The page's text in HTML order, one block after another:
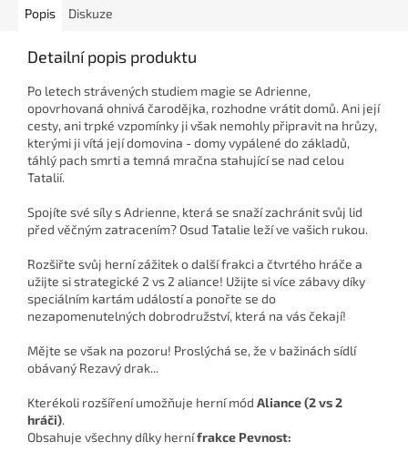
Popis Diskuze
Detailní popis produktu
Po letech strávených studiem magie se Adrienne,
opovrhovaná ohnivá čarodějka, rozhodne vrátit domů. Ani její
cesty, ani trpké vzpomínky ji však nemohly připravit na hrůzy,
kterými ji vítá její domovina - domy vypálené do základů,
táhlý pach smrti a temná mračna stahující se nad celou
Tatalií.
Spojíte své síly s Adrienne, která se snaží zachránit svůj lid
před věčným zatracením? Osud Tatalie leží ve vašich rukou.
Rozšiřte svůj herní zážitek o další frakci a čtvrtého hráče a
užijte si strategické 2 vs 2 aliance! Užijte si více zábavy díky
speciálním kartám událostí a ponořte se do
nezapomenutelných dobrodružství, která na vás čekají!
Mějte se však na pozoru! Proslýchá se, že v bažinách sídlí
obávaný Rezavý drak...
Kterékoli rozšíření umožňuje herní mód Aliance (2 vs 2
hráči).
Obsahuje všechny dílky hernífrakce Pevnost: